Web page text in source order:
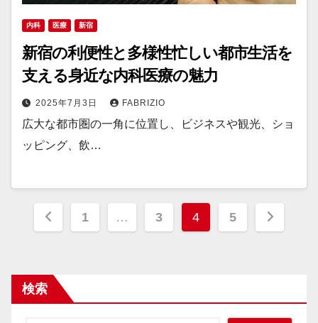
内科 医療 新宿
新宿の利便性と多様性忙しい都市生活を
支える身近な内科医療の魅力
2025年7月3日 FABRIZIO
広大な都市圏の一角に位置し、ビジネスや観光、ショ
ッピング、飲…
投
の
ペ
1 … 3 4 5
検索